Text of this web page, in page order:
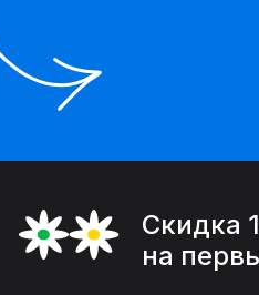
Скидка
на